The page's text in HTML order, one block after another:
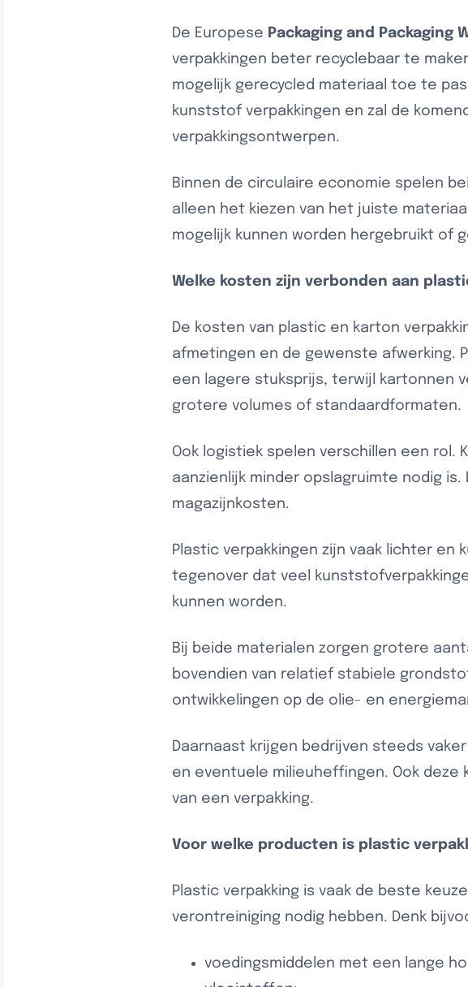
De Europese Packaging and Packaging
verpakkingen beter recyclebaar te
mogelijk gerecycled materiaal toe te
kunststof verpakkingen en zal de
verpakkingsontwerpen.
Binnen de circulaire economie spelen
alleen het kiezen van het juiste
mogelijk kunnen worden hergebruikt of
Welke kosten zijn verbonden aan
De kosten van plastic en karton
afmetingen en de gewenste afwerking.
een lagere stuksprijs, terwijl kartonnen
grotere volumes of standaardformaten.
Ook logistiek spelen verschillen een
aanzienlijk minder opslagruimte nodig
magazijnkosten.
Plastic verpakkingen zijn vaak lichter
tegenover dat veel
kunnen worden.
Bij beide materialen zorgen grotere
bovendien van relatief stabiele
ontwikkelingen op de olie- en
Daarnaast krijgen bedrijven steeds
en eventuele milieuheffingen. Ook
van een verpakking.
Voor welke producten is plastic
Plastic verpakking is vaak de beste
verontreiniging nodig hebben. Denk
voedingsmiddelen met een lange